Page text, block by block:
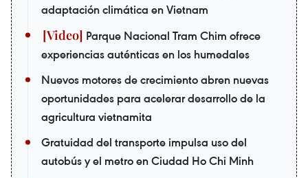
adaptación climática en Vietnam
Parque Nacional Tram Chim ofrece
experiencias auténticas en los humedales
Nuevos motores de crecimiento abren nuevas
oportunidades para acelerar desarrollo de la
agricultura vietnamita
Gratuidad del transporte impulsa uso del
autobús y el metro en Ciudad Ho Chi Minh